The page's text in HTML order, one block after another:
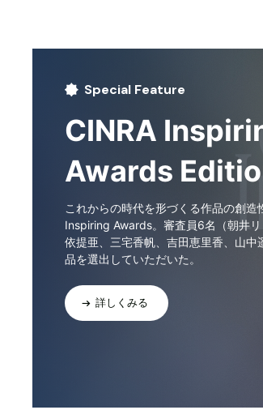
Special Feature
CINRA
Awards
これからの時代を形づくる作品の創
Inspiring Awards。審査員6名（朝井
依提亜、三宅香帆、吉田恵里香、山中
品を選出していただいた。
詳しくみる